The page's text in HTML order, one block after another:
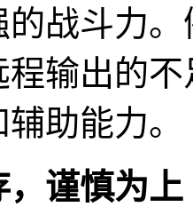
战斗力
程输出的
助能力。
谨慎为上